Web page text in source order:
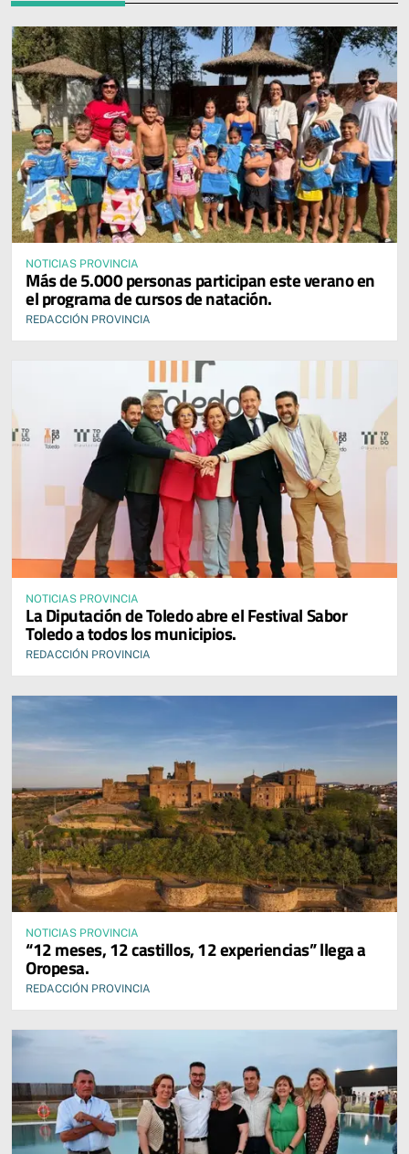
NOTICIAS PROVINCIA
Más de 5.000 personas participan este verano en
el programa de cursos de natación.
REDACCIÓN PROVINCIA
NOTICIAS PROVINCIA
La Diputación de Toledo abre el Festival Sabor
Toledo a todos los municipios.
REDACCIÓN PROVINCIA
NOTICIAS PROVINCIA
“12 meses, 12 castillos, 12 experiencias” llega a
Oropesa.
REDACCIÓN PROVINCIA